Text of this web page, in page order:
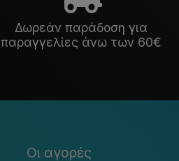
Δωρεάν παράδοση για
παραγγελίες άνω των 60€
Οι αγορές